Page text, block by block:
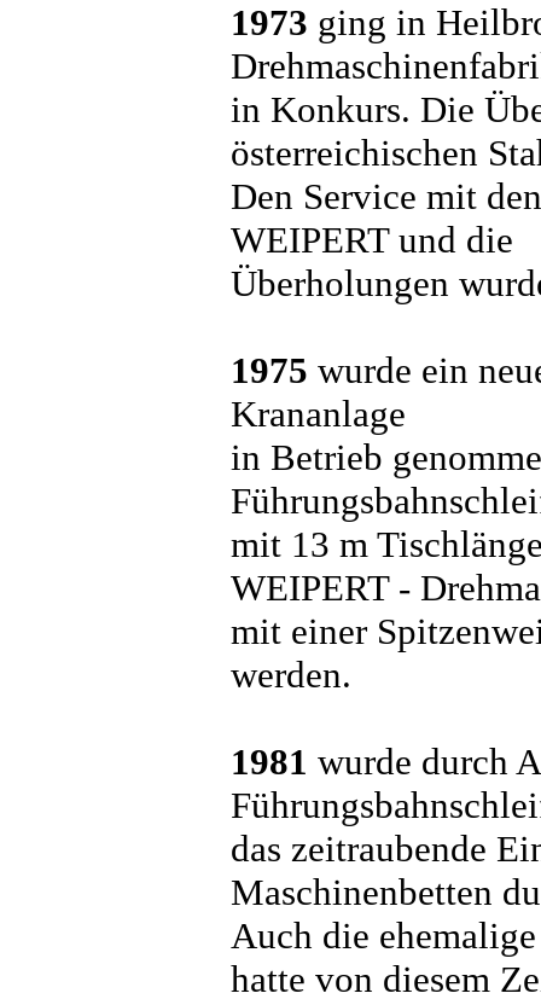
1973 ging in
in Konkurs. Die
österreichischen
Den Service mit
WEIPERT und die
Überholungen
1975 wurde ein
Krananlage
in Betrieb
mit 13 m
WEIPERT -
mit einer
werden.
1981 wurde durch
das zeitraubende
Maschinenbetten
Auch die
hatte von diesem